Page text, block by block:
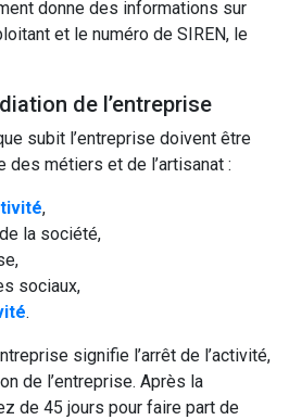
donne des informations sur
et le numéro de SIREN, le
de l’entreprise
subit l’entreprise doivent être
des métiers et de l’artisanat :
,
la société,
sociaux,
.
signifie l’arrêt de l’activité,
de l’entreprise. Après la
de 45 jours pour faire part de